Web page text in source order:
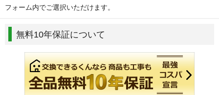
フォーム内でご選択いただけます。
無料10年保証について